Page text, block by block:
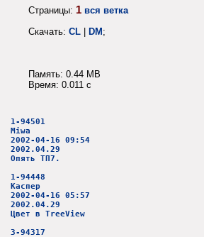
Страницы: 1 вся ветка
Скачать: CL DM ;
Память: 0.44 MB
Время: 0.011 c
1-94501
Miwa
2002-04-16 09:54
2002.04.29
Опять ТП7.
1-94448
Каспер
2002-04-16 05:57
2002.04.29
Цвет в TreeView
3-94317